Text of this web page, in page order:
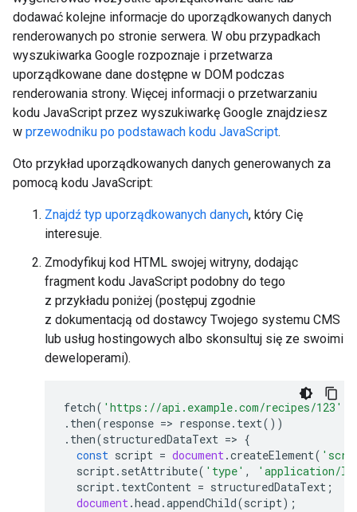
dodawać kolejne informacje do uporządkowanych danych
renderowanych po stronie serwera. W obu przypadkach
wyszukiwarka Google rozpoznaje i przetwarza
uporządkowane dane dostępne w DOM podczas
renderowania strony. Więcej informacji o przetwarzaniu
kodu JavaScript przez wyszukiwarkę Google znajdziesz
w przewodniku po podstawach kodu JavaScript.
Oto przykład uporządkowanych danych generowanych za
pomocą kodu JavaScript:
Znajdź typ uporządkowanych danych, który Cię
interesuje.
Zmodyfikuj kod HTML swojej witryny, dodając
fragment kodu JavaScript podobny do tego
z przykładu poniżej (postępuj zgodnie
z dokumentacją od dostawcy Twojego systemu CMS
lub usług hostingowych albo skonsultuj się ze swoimi
deweloperami).
fetch( 'https://api.example.com/recipes/123'
. then(response => response. text())
. then(structuredDataText => {
const script = document.createElement(
script. setAttribute( 'type' ,
'application/
script. textContent = structuredDataText ;
document.head .appendChild(script);